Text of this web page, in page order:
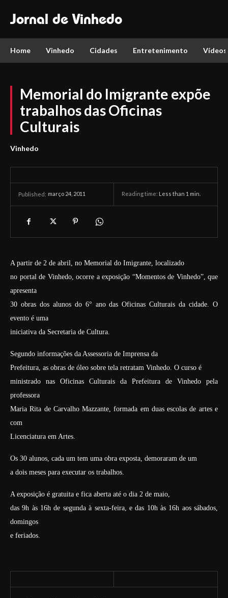
Jornal de Vinhedo
Home Vinhedo Cidades Entretenimento Vídeos
Memorial do Imigrante expõe
trabalhos das Oficinas
Culturais
Vinhedo
Published: março 24, 2011 Reading time: Less than 1 min.
A partir de 2 de abril, no Memorial do Imigrante, localizado
no portal de Vinhedo, ocorre a exposição “Momentos de Vinhedo”, que
apresenta
30 obras dos alunos do 6° ano das Oficinas Culturais da cidade. O
evento é uma
iniciativa da Secretaria de Cultura.
Segundo informações da Assessoria de Imprensa da
Prefeitura, as obras de óleo sobre tela retratam Vinhedo. O curso é
ministrado nas Oficinas Culturais da Prefeitura de Vinhedo pela
professora
Maria Rita de Carvalho Mazzante, formada em duas escolas de artes e
com
Licenciatura em Artes.
Os 30 alunos, cada um tem uma obra exposta, demoraram de um
a dois meses para executar os trabalhos.
A exposição é gratuita e fica aberta até o dia 2 de maio,
das 9h às 16h de segunda à sexta-feira, e das 10h às 16h aos sábados,
domingos
e feriados.